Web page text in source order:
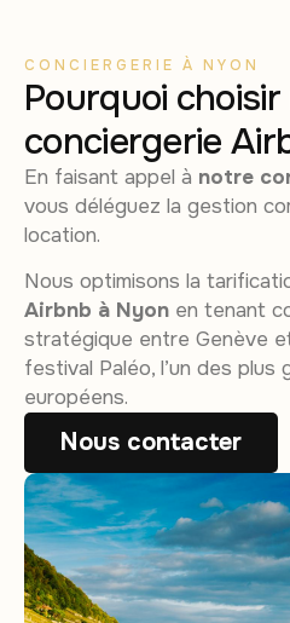
CONCIERGERIE À NYON
Pourquoi
conciergerie
En faisant appel à notre
vous déléguez la gestion
location.
Nous optimisons la
Airbnb à Nyon en tenant
stratégique entre Genève
festival Paléo, l’un des plus
européens.
Nous contacter